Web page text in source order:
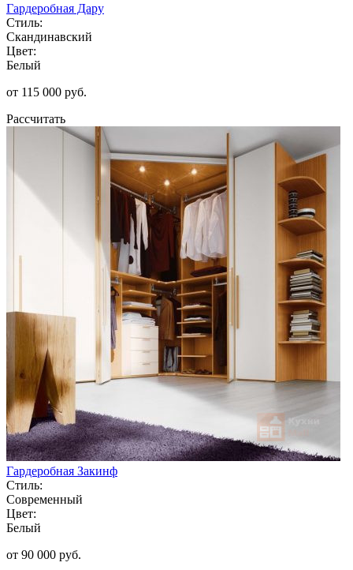
Гардеробная Дару
Стиль:
Скандинавский
Цвет:
Белый
от 115 000 руб.
Рассчитать
Гардеробная Закинф
Стиль:
Современный
Цвет:
Белый
от 90 000 руб.